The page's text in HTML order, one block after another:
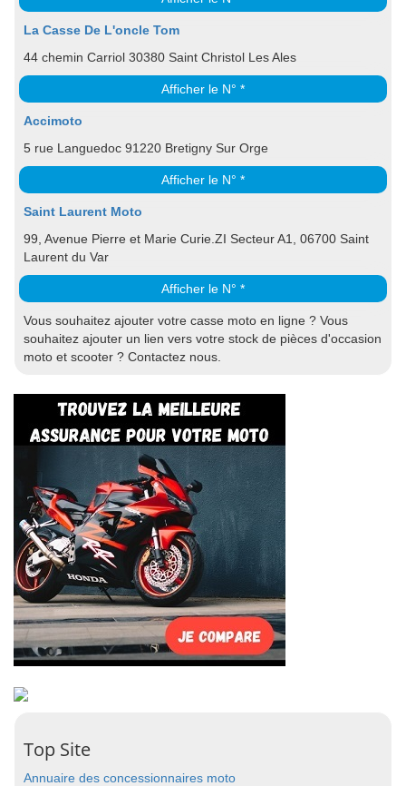
La Casse De L'oncle Tom
44 chemin Carriol 30380 Saint Christol Les Ales
Afficher le N° *
Accimoto
5 rue Languedoc 91220 Bretigny Sur Orge
Afficher le N° *
Saint Laurent Moto
99, Avenue Pierre et Marie Curie.ZI Secteur A1, 06700 Saint
Laurent du Var
Afficher le N° *
Vous souhaitez ajouter votre casse moto en ligne ? Vous
souhaitez ajouter un lien vers votre stock de pièces d'occasion
moto et scooter ? Contactez nous.
Top Site
Annuaire des concessionnaires moto